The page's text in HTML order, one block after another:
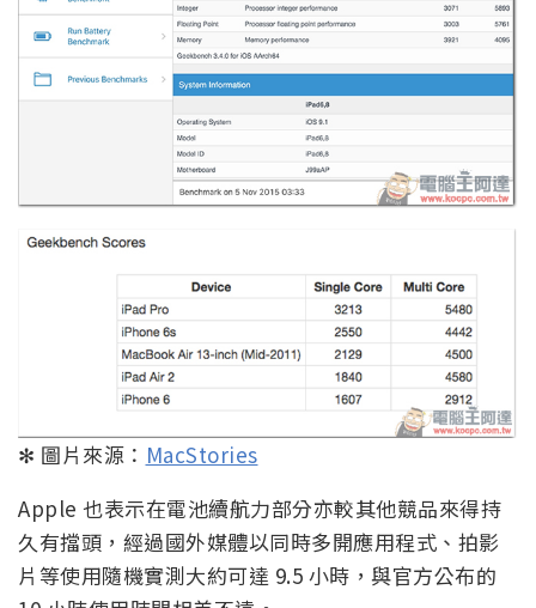
✻ 圖片來源： MacStories
Apple 也表示在電池續航力部分亦較其他競品來得持
久有擋頭，經過國外媒體以同時多開應用程式、拍影
片等使用隨機實測大約可達 9.5 小時，與官方公布的